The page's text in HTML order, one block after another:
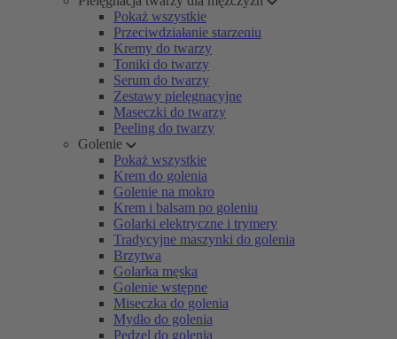
Pokaż wszystkie
Przeciwdziałanie starzeniu
Kremy do twarzy
Toniki do twarzy
Serum do twarzy
Zestawy pielęgnacyjne
Maseczki do twarzy
Peeling do twarzy
Golenie
Pokaż wszystkie
Krem do golenia
Golenie na mokro
Krem i balsam po goleniu
Golarki elektryczne i trymery
Tradycyjne maszynki do golenia
Brzytwa
Golarka męska
Golenie wstępne
Miseczka do golenia
Mydło do golenia
Pędzel do golenia